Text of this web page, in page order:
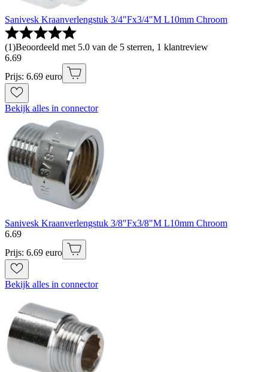
Sanivesk Kraanverlengstuk 3/4"Fx3/4"M L10mm Chroom
(1)Beoordeeld met 5.0 van de 5 sterren, 1 klantreview
6.69
Prijs: 6.69 euro
Bekijk alles in connector
Sanivesk Kraanverlengstuk 3/8"Fx3/8"M L10mm Chroom
6.69
Prijs: 6.69 euro
Bekijk alles in connector